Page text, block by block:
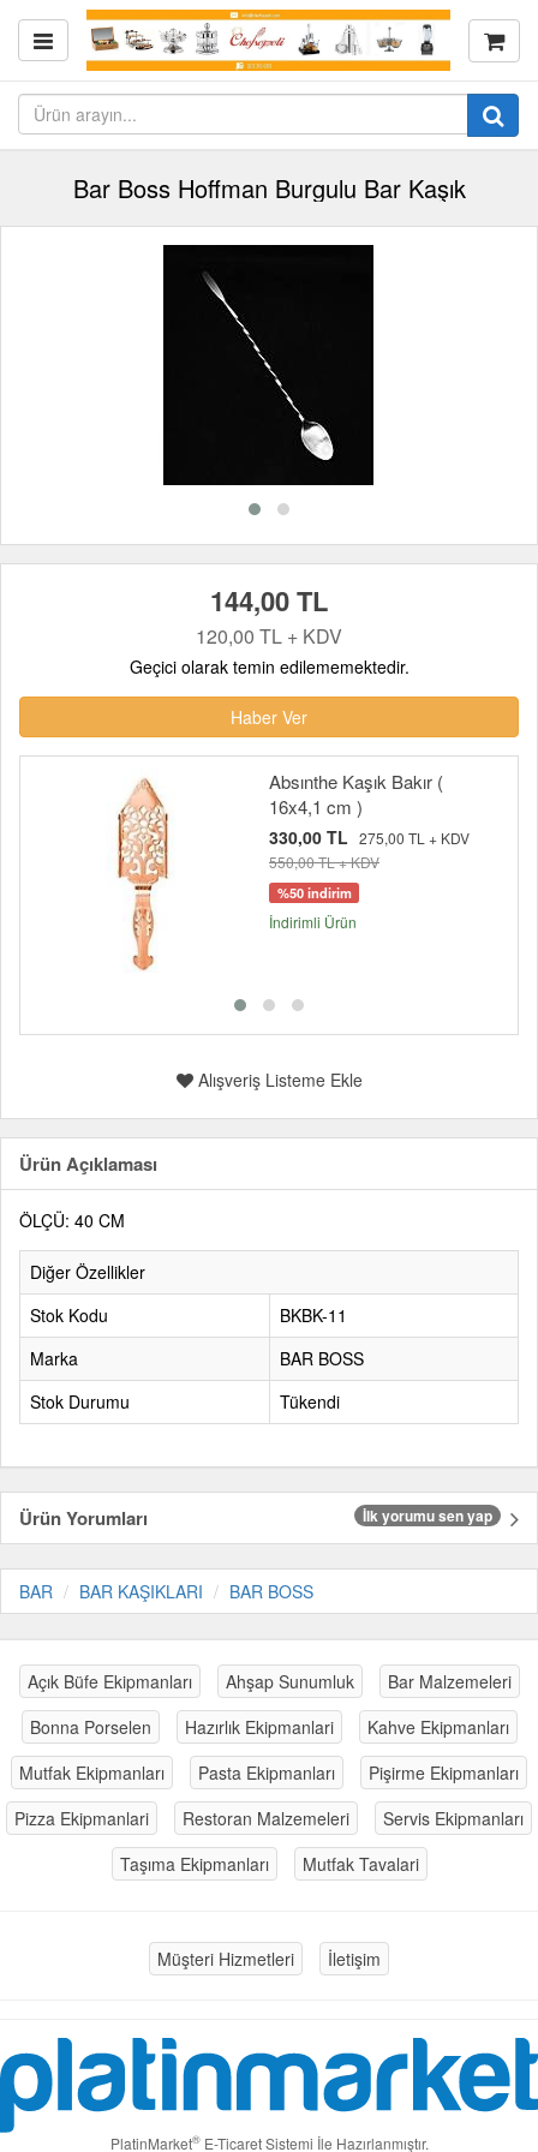
Bar Boss Hoffman Burgulu Bar Kaşık
144,00 TL
120,00 TL + KDV
Geçici olarak temin edilememektedir.
Haber Ver
Absınthe Kaşık Bakır (
16x4,1 cm )
330,00 TL 275,00 TL + KDV
550,00 TL + KDV
%50 indirim
İndirimli Ürün
Alışveriş Listeme Ekle
Ürün Açıklaması
ÖLÇÜ: 40 CM
Diğer Özellikler
Stok Kodu
BKBK-11
Marka
BAR BOSS
Stok Durumu
Tükendi
Ürün Yorumları İlk yorumu sen yap
BAR BAR KAŞIKLARI BAR BOSS
Açık Büfe Ekipmanları Ahşap Sunumluk
Bar Malzemeleri
Bonna Porselen
Hazırlık Ekipmanlari
Kahve Ekipmanları
Mutfak Ekipmanları
Pasta Ekipmanları
Pişirme Ekipmanları
Pizza Ekipmanlari
Restoran Malzemeleri
Servis Ekipmanları
Taşıma Ekipmanları
Mutfak Tavalari
Müşteri Hizmetleri İletişim
PlatinMarket®E-Ticaret Sistemi İle Hazırlanmıştır.